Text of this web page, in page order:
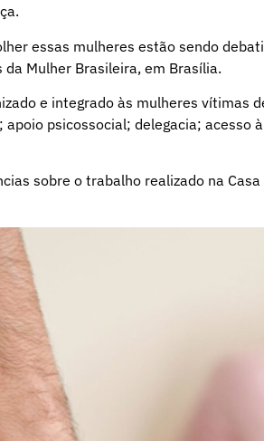
essas mulheres estão sendo
da Mulher Brasileira, em Brasília.
e integrado às mulheres vítimas
psicossocial; delegacia; acesso
sobre o trabalho realizado na